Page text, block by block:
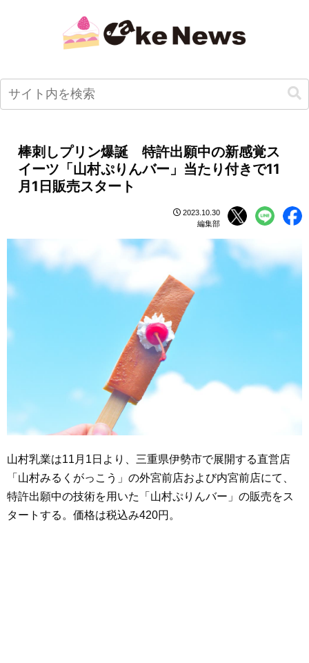
棒刺しプリン爆誕 特許出願中の新感覚ス
イーツ「山村ぷりんバー」当たり付きで11
月1日販売スタート
2023.10.30
編集部
山村乳業は11月1日より、三重県伊勢市で展開する直営店
「山村みるくがっこう」の外宮前店および内宮前店にて、
特許出願中の技術を用いた「山村ぷりんバー」の販売をス
タートする。価格は税込み420円。